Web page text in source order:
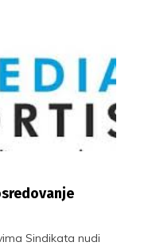
Sindikata nudi